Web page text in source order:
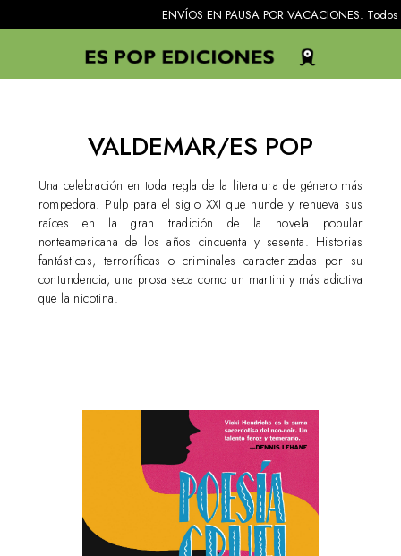
ENVÍOS EN PAUSA POR VACACIONES. Todos los
VALDEMAR/ES POP
Una celebración en toda regla de la literatura de género más
rompedora. Pulp para el siglo XXI que hunde y renueva sus
raíces en la gran tradición de la novela popular
norteamericana de los años cincuenta y sesenta. Historias
fantásticas, terroríficas o criminales caracterizadas por su
contundencia, una prosa seca como un martini y más adictiva
que la nicotina.